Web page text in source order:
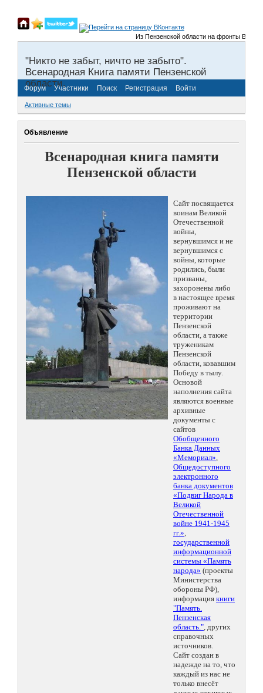
Из Пензенской области на фронты
"Никто не забыт, ничто не забыто".
Всенародная Книга памяти Пензенской
области.
Форум Участники Поиск Регистрация Войти
Активные темы
Объявление
Всенародная книга памяти
Пензенской области
Сайт посвящается
воинам Великой
Отечественной
войны,
вернувшимся и не
вернувшимся с
войны, которые
родились, были
призваны,
захоронены либо
в настоящее время
проживают на
территории
Пензенской
области, а также
труженикам
Пензенской
области, ковавшим
Победу в тылу.
Основой
наполнения сайта
являются военные
архивные
документы с
сайтов
Обобщенного
Банка Данных
«Мемориал»,
Общедоступного
электронного
банка документов
«Подвиг Народа в
Великой
Отечественной
войне 1941-1945
гг.»,
государственной
информационной
системы «Память
народа» (проекты
Министерства
обороны РФ),
информация книги
"Память.
Пензенская
область.", других
справочных
источников.
Сайт создан в
надежде на то, что
каждый из нас не
только внесёт